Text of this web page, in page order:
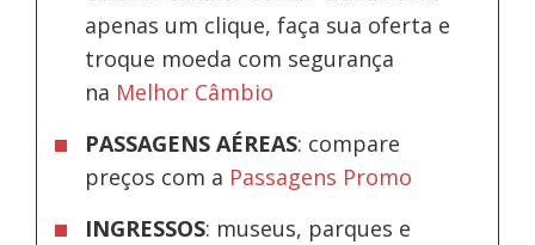
apenas um clique, faça sua oferta e
troque moeda com segurança
na Melhor Câmbio
PASSAGENS AÉREAS: compare
preços com a Passagens Promo
INGRESSOS: museus, parques e